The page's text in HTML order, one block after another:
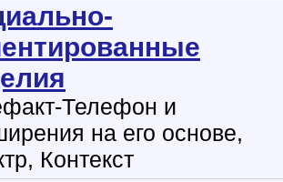
Телефон и
на его основе,
Контекст